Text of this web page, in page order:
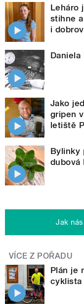
Leháro
stihne
i
Jako
gripen
letiště
Bylinky
dubová
Jak
VÍCE Z POŘADU
Plán je
cyklista